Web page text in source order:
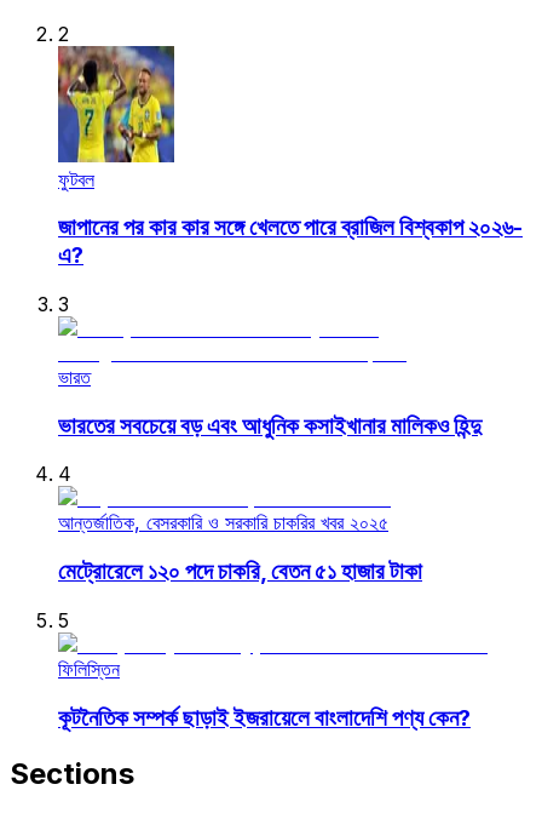
2
ফুটবল
জাপানের পর কার কার সঙ্গে খেলতে পারে ব্রাজিল বিশ্বকাপ ২০২৬-
এ?
3
ভারত
ভারতের সবচেয়ে বড় এবং আধুনিক কসাইখানার মালিকও হিন্দু
4
আন্তর্জাতিক, বেসরকারি ও সরকারি চাকরির খবর ২০২৫
মেট্রোরেলে ১২০ পদে চাকরি, বেতন ৫১ হাজার টাকা
5
ফিলিস্তিন
কূটনৈতিক সম্পর্ক ছাড়াই ইজরায়েলে বাংলাদেশি পণ্য কেন?
Sections